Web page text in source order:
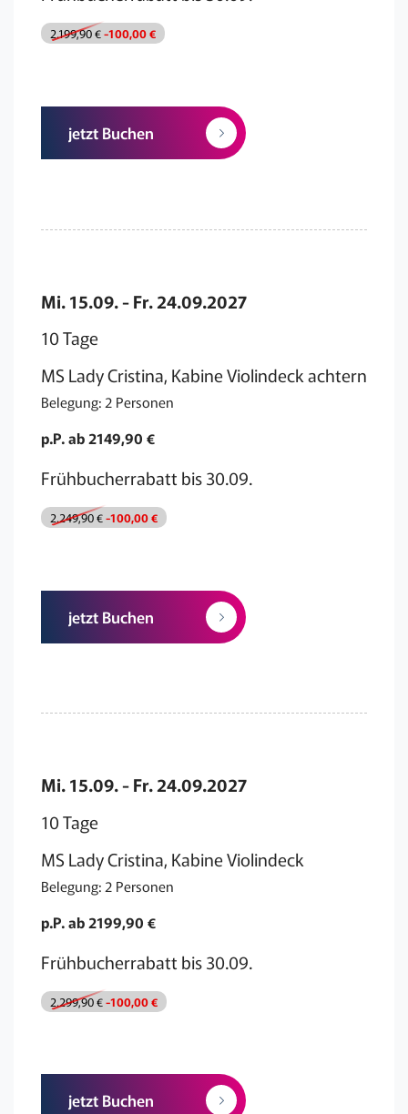
2.199,90 €-100,00 €
jetzt Buchen
Mi. 15.09. - Fr. 24.09.2027
10 Tage
MS Lady Cristina, Kabine Violindeck achtern
Belegung: 2 Personen
p.P. ab 2149,90 €
Frühbucherrabatt bis 30.09.
2.249,90 €-100,00 €
jetzt Buchen
Mi. 15.09. - Fr. 24.09.2027
10 Tage
MS Lady Cristina, Kabine Violindeck
Belegung: 2 Personen
p.P. ab 2199,90 €
Frühbucherrabatt bis 30.09.
2.299,90 €-100,00 €
jetzt Buchen